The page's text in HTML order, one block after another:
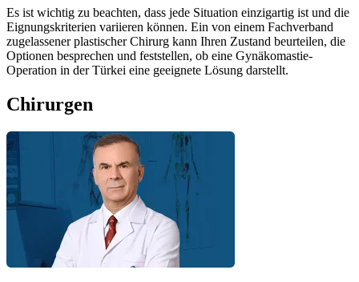
Es ist wichtig zu beachten, dass jede Situation einzigartig ist und die
Eignungskriterien variieren können. Ein von einem Fachverband
zugelassener plastischer Chirurg kann Ihren Zustand beurteilen, die
Optionen besprechen und feststellen, ob eine Gynäkomastie-
Operation in der Türkei eine geeignete Lösung darstellt.
Chirurgen